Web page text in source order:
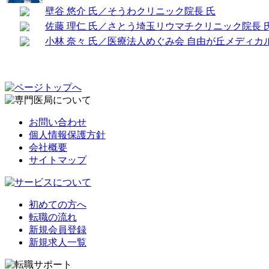
壁谷 悠介 氏／そうわクリニック院長 氏
佐藤 理仁 氏／さとう埼玉リウマチクリニック院長
小林 奈々 氏／医療法人めぐみ会 自由が丘メディカ
お問い合わせ
個人情報保護方針
会社概要
サイトマップ
初めての方へ
転職の流れ
新規会員登録
新規求人一覧